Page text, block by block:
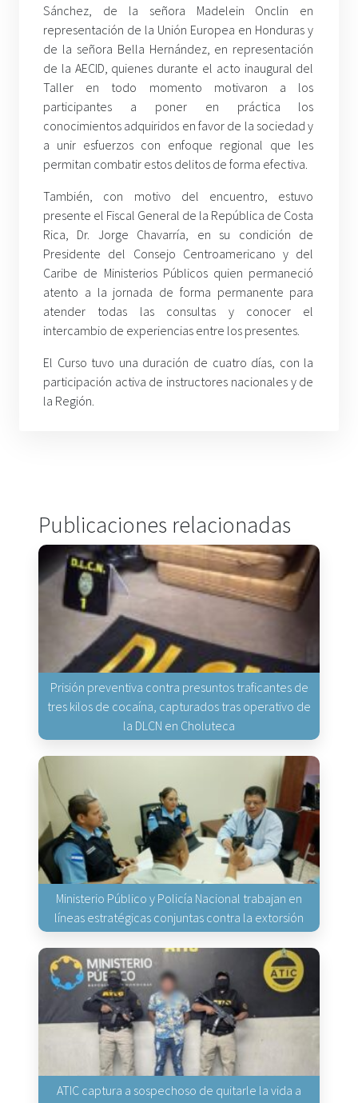
Sánchez, de la señora Madelein Onclin en
representación de la Unión Europea en Honduras y
de la señora Bella Hernández, en representación
de la AECID, quienes durante el acto inaugural del
Taller en todo momento motivaron a los
participantes a poner en práctica los
conocimientos adquiridos en favor de la sociedad y
a unir esfuerzos con enfoque regional que les
permitan combatir estos delitos de forma efectiva.
También, con motivo del encuentro, estuvo
presente el Fiscal General de la República de Costa
Rica, Dr. Jorge Chavarría, en su condición de
Presidente del Consejo Centroamericano y del
Caribe de Ministerios Públicos quien permaneció
atento a la jornada de forma permanente para
atender todas las consultas y conocer el
intercambio de experiencias entre los presentes.
El Curso tuvo una duración de cuatro días, con la
participación activa de instructores nacionales y de
la Región.
Publicaciones relacionadas
Prisión preventiva contra presuntos traficantes de
tres kilos de cocaína, capturados tras operativo de
la DLCN en Choluteca
Ministerio Público y Policía Nacional trabajan en
líneas estratégicas conjuntas contra la extorsión
ATIC captura a sospechoso de quitarle la vida a